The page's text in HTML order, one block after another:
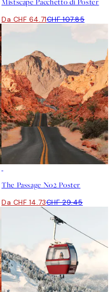
Mistscape Pacchetto di Poster
Da CHF 64.71CHF 107.85
The Passage No2 Poster
Da CHF 14.73CHF 29.45